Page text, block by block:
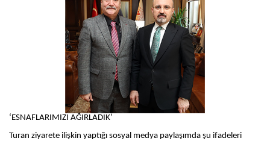
‘ESNAFLARIMIZI AĞIRLADIK’
Turan ziyarete ilişkin yaptığı sosyal medya paylaşımda şu ifadeleri